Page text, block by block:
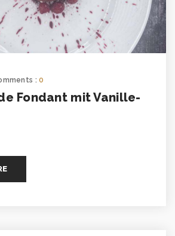
:0
Fondant mit Vanille-